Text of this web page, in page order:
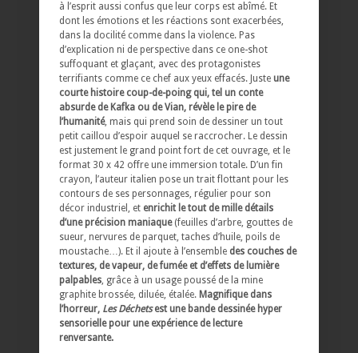
à l’esprit aussi confus que leur corps est abîmé. Et
dont les émotions et les réactions sont exacerbées,
dans la docilité comme dans la violence. Pas
d’explication ni de perspective dans ce one-shot
suffoquant et glaçant, avec des protagonistes
terrifiants comme ce chef aux yeux effacés. Juste une
courte histoire coup-de-poing qui, tel un conte
absurde de Kafka ou de Vian, révèle le pire de
l’humanité, mais qui prend soin de dessiner un tout
petit caillou d’espoir auquel se raccrocher. Le dessin
est justement le grand point fort de cet ouvrage, et le
format 30 x 42 offre une immersion totale. D’un fin
crayon, l’auteur italien pose un trait flottant pour les
contours de ses personnages, régulier pour son
décor industriel, et enrichit le tout de mille détails
d’une précision maniaque(feuilles d’arbre, gouttes de
sueur, nervures de parquet, taches d’huile, poils de
moustache…). Et il ajoute à l’ensemble des couches de
textures, de vapeur, de fumée et d’effets de lumière
palpables, grâce à un usage poussé de la mine
graphite brossée, diluée, étalée. Magnifique dans
l’horreur, Les Déchetsest une bande dessinée hyper
sensorielle pour une expérience de lecture
renversante.